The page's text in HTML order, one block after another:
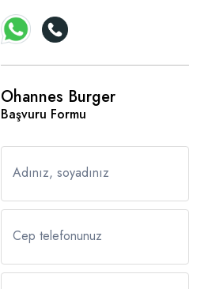
Ohannes Burger
Başvuru Formu
Adınız, soyadınız
Cep telefonunuz